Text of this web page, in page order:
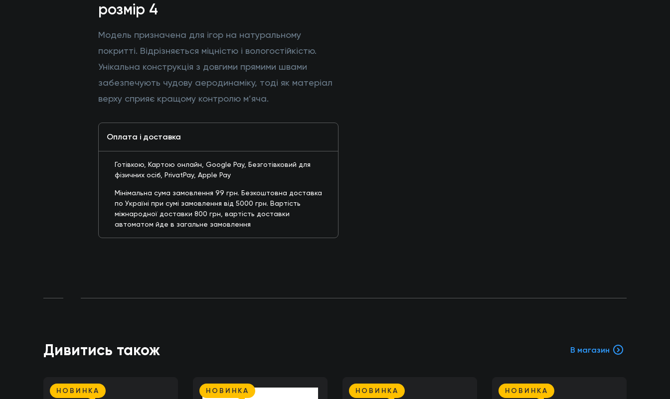
розмір 4
Модель призначена для ігор на натуральному
покритті. Відрізняється міцністю і вологостійкістю.
Унікальна конструкція з довгими прямими швами
забезпечують чудову аеродинаміку, тоді як матеріал
верху сприяє кращому контролю м’яча.
Оплата і доставка
Готівкою, Картою онлайн, Google Pay, Безготівковий для
фізичних осіб, PrivatPay, Apple Pay
Мінімальна сума замовлення 99 грн. Безкоштовна доставка
по Україні при сумі замовлення від 5000 грн. Вартість
міжнародної доставки 800 грн, вартість доставки
автоматом йде в загальне замовлення
Дивитись також В магазин
НОВИНКА НОВИНКА НОВИНКА НОВИНКА